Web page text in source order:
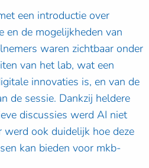
een introductie over
en de mogelijkheden van
waren zichtbaar onder
van het lab, wat een
innovaties is, en van de
de sessie. Dankzij heldere
discussies werd AI niet
werd ook duidelijk hoe deze
kan bieden voor mkb-